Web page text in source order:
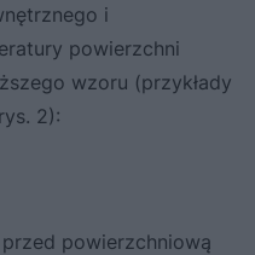
i
powierzchni
wzoru (przykłady
2):
powierzchniową